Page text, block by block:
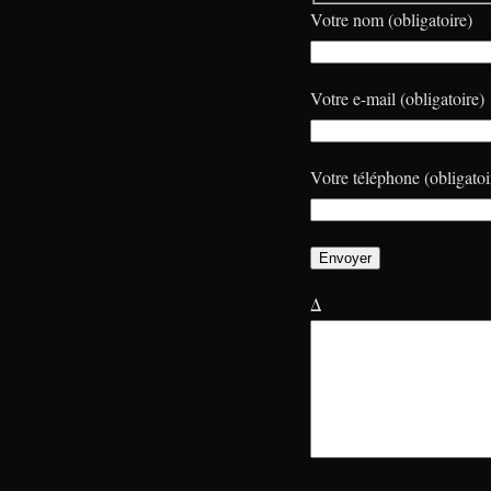
Votre nom (obligatoire)
Votre e-mail (obligatoire)
Votre téléphone
Δ